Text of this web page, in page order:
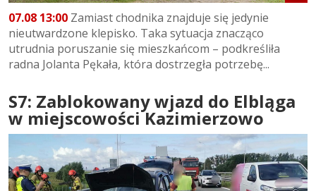
07.08 13:00 Zamiast chodnika znajduje się jedynie
nieutwardzone klepisko. Taka sytuacja znacząco
utrudnia poruszanie się mieszkańcom – podkreśliła
radna Jolanta Pękała, która dostrzegła potrzebę...
S7: Zablokowany wjazd do Elbląga
w miejscowości Kazimierzowo